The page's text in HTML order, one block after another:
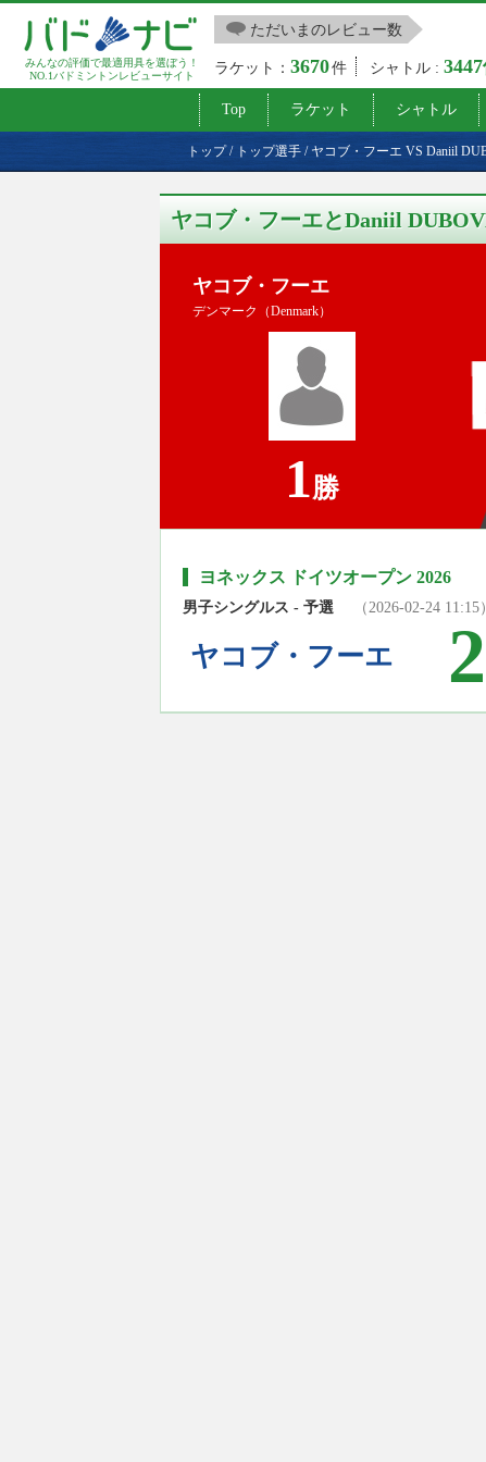
みんなの評価で最適用具を選ぼう！
NO.1バドミントンレビューサイト
ただいまのレビュー数
ラケット：3670件 シャトル :
Top ラケット シャトル
トップ/ トップ選手 / ヤコブ・フーエ VS Daniil
ヤコブ・フーエとDaniil
ヤコブ・フーエ
デンマーク（Denmark）
1勝
ヨネックス ドイツオープン 2026
男子シングルス - 予選 （2026-02-24 11:15）
ヤコブ・フーエ 2